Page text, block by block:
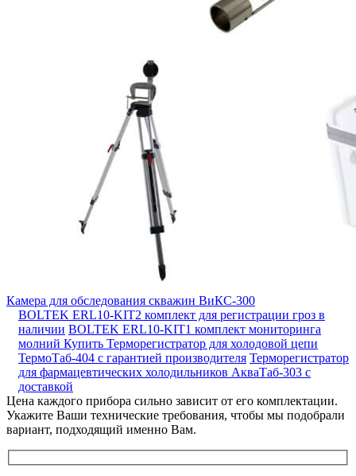
Камера для обследования скважин ВиКС-300
BOLTEK ERL10-KIT2 комплект для регистрации гроз в
наличии BOLTEK ERL10-KIT1 комплект мониторинга
молний Купить Терморегистратор для холодовой цепи
ТермоТаб-404 с гарантией производителя Терморегистратор
для фармацевтических холодильников АкваТаб-303 с
доставкой
Цена каждого прибора сильно зависит от его комплектации.
Укажите Ваши технические требования, чтобы мы подобрали
вариант, подходящий именно Вам.